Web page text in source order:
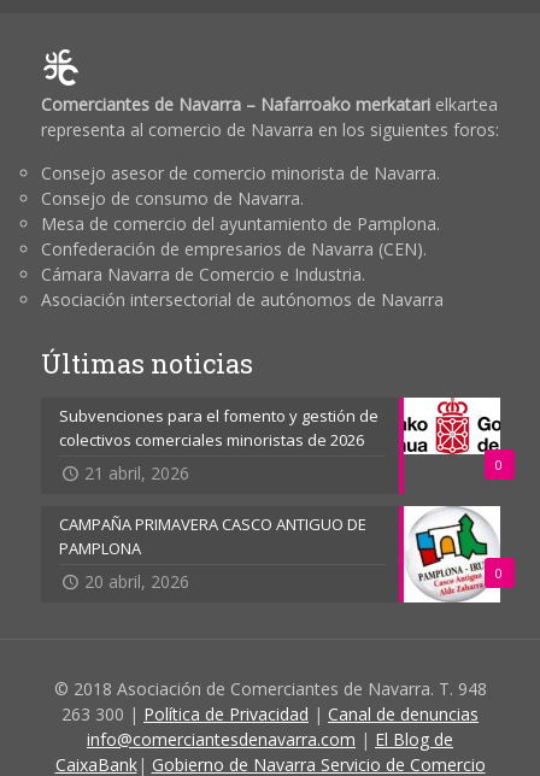
Comerciantes de Navarra – Nafarroako merkatarielkartea
representa al comercio de Navarra en los siguientes foros:
Consejo asesor de comercio minorista de Navarra.
Consejo de consumo de Navarra.
Mesa de comercio del ayuntamiento de Pamplona.
Confederación de empresarios de Navarra (CEN).
Cámara Navarra de Comercio e Industria.
Asociación intersectorial de autónomos de Navarra
Últimas noticias
0
Subvenciones para el fomento y gestión de
colectivos comerciales minoristas de 2026
21 abril, 2026
0
CAMPAÑA PRIMAVERA CASCO ANTIGUO DE
PAMPLONA
20 abril, 2026
© 2018 Asociación de Comerciantes de Navarra. T. 948
263 300 | Política de Privacidad | Canal de denuncias
info@comerciantesdenavarra.com | El Blog de
CaixaBank| Gobierno de Navarra Servicio de Comercio